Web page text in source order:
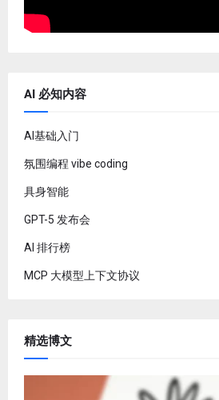
AI 必知内容
AI基础入门
氛围编程 vibe coding
具身智能
GPT-5 发布会
AI 排行榜
MCP 大模型上下文协议
精选博文